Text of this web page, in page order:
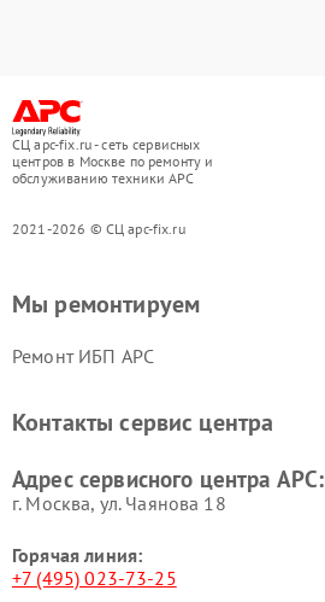
СЦ apc-fix.ru - сеть сервисных
центров в Москве по ремонту и
обслуживанию техники APC
2021-2026 © СЦ apc-fix.ru
Мы ремонтируем
Ремонт ИБП APC
Контакты сервис центра
Адрес сервисного центра APC:
г. Москва, ул. Чаянова 18
Горячая линия:
+7 (495) 023-73-25